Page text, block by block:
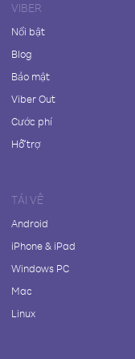
VIBER
Nổi bật
Blog
Bảo mật
Viber Out
Cước phí
Hỗ trợ
TẢI VỀ
Android
iPhone & iPad
Windows PC
Mac
Linux